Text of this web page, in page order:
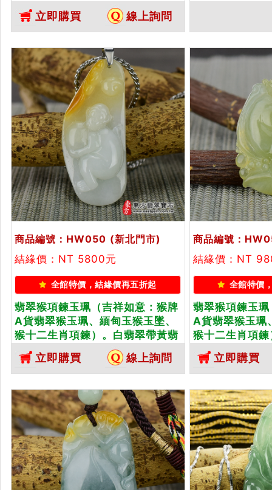
細豆種猴，HW016。客製化訂做
各種翡翠猴吊墜玉珮項鍊。★附A
貨翡翠雙證書
立即購買 線上詢問
玉珮項鍊。★附
商品編號：HW050 (新北門市)
結緣價：NT 5800元
全館特價，結緣價再五折起
翡翠猴項鍊玉珮（吉祥如意：猴牌
A貨翡翠猴玉珮、緬甸玉猴玉墜、
猴十二生肖項鍊）。白翡翠帶黃翡
翠猴，HW050。客製化訂做各種
翡翠猴吊墜玉珮項鍊。★附A貨翡
翠雙證書
立即購買 線上詢問
商品編號：
結緣價：NT
全館特價
翡翠猴項鍊玉
A貨翡翠猴玉珮
猴十二生肖項
HW051。客製
吊墜玉珮項鍊
書
立即購買